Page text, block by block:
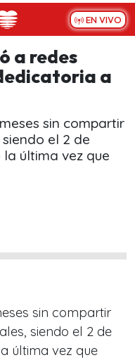
EN VIVO
a redes
a
sin compartir
el 2 de
última vez que
sin compartir
siendo el 2 de
última vez que